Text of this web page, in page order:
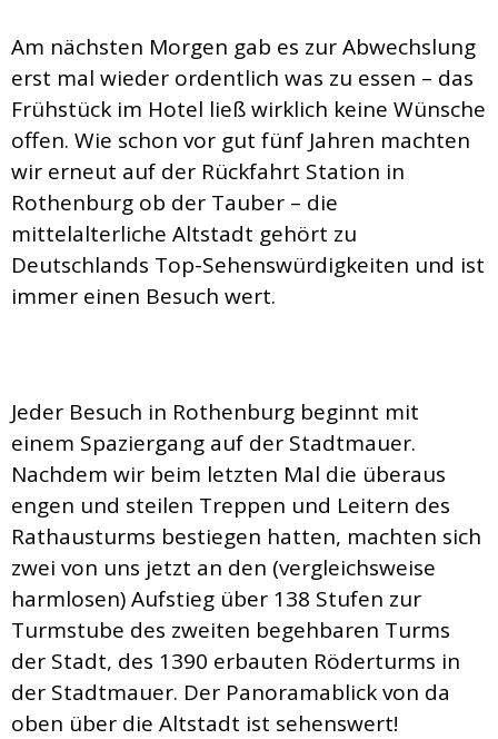
Am nächsten Morgen gab es zur Abwechslung
erst mal wieder ordentlich was zu essen – das
Frühstück im Hotel ließ wirklich keine Wünsche
offen. Wie schon vor gut fünf Jahren machten
wir erneut auf der Rückfahrt Station in
Rothenburg ob der Tauber – die
mittelalterliche Altstadt gehört zu
Deutschlands Top-Sehenswürdigkeiten und ist
immer einen Besuch wert.
Jeder Besuch in Rothenburg beginnt mit
einem Spaziergang auf der Stadtmauer.
Nachdem wir beim letzten Mal die überaus
engen und steilen Treppen und Leitern des
Rathausturms bestiegen hatten, machten sich
zwei von uns jetzt an den (vergleichsweise
harmlosen) Aufstieg über 138 Stufen zur
Turmstube des zweiten begehbaren Turms
der Stadt, des 1390 erbauten Röderturms in
der Stadtmauer. Der Panoramablick von da
oben über die Altstadt ist sehenswert!